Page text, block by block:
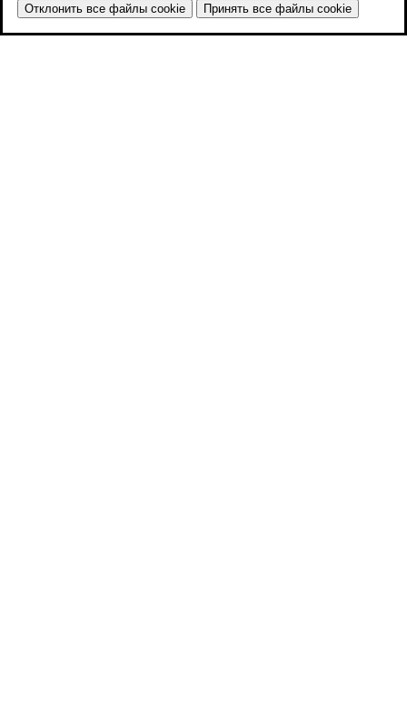
Отклонить все файлы cookie
Принять все файлы cookie